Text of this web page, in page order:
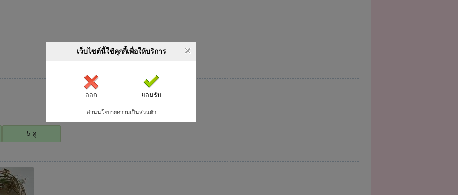
5 คู่
เว็บไซต์นี้ใช้คุกกี้เพื่อให้บริการ
ออก ยอมรับ
อ่านนโยบายความเป็นส่วนตัว